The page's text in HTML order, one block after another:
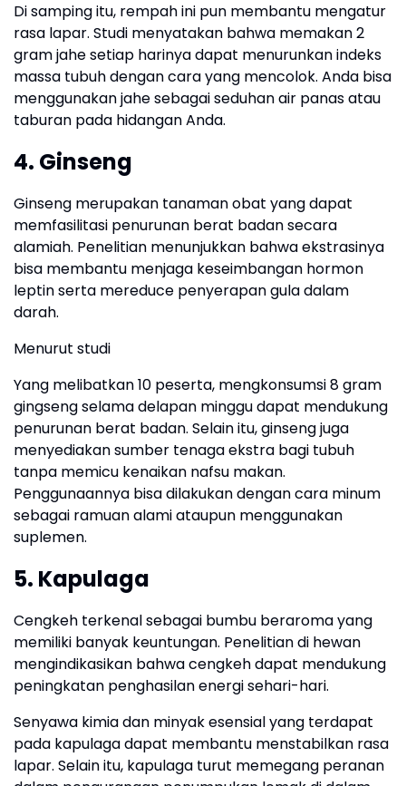
Di samping itu, rempah ini pun membantu mengatur
rasa lapar. Studi menyatakan bahwa memakan 2
gram jahe setiap harinya dapat menurunkan indeks
massa tubuh dengan cara yang mencolok. Anda bisa
menggunakan jahe sebagai seduhan air panas atau
taburan pada hidangan Anda.
4. Ginseng
Ginseng merupakan tanaman obat yang dapat
memfasilitasi penurunan berat badan secara
alamiah. Penelitian menunjukkan bahwa ekstrasinya
bisa membantu menjaga keseimbangan hormon
leptin serta mereduce penyerapan gula dalam
darah.
Menurut studi
Yang melibatkan 10 peserta, mengkonsumsi 8 gram
gingseng selama delapan minggu dapat mendukung
penurunan berat badan. Selain itu, ginseng juga
menyediakan sumber tenaga ekstra bagi tubuh
tanpa memicu kenaikan nafsu makan.
Penggunaannya bisa dilakukan dengan cara minum
sebagai ramuan alami ataupun menggunakan
suplemen.
5. Kapulaga
Cengkeh terkenal sebagai bumbu beraroma yang
memiliki banyak keuntungan. Penelitian di hewan
mengindikasikan bahwa cengkeh dapat mendukung
peningkatan penghasilan energi sehari-hari.
Senyawa kimia dan minyak esensial yang terdapat
pada kapulaga dapat membantu menstabilkan rasa
lapar. Selain itu, kapulaga turut memegang peranan